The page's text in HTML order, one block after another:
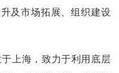
及市场拓展、组织建设
上海，致力于利用底层